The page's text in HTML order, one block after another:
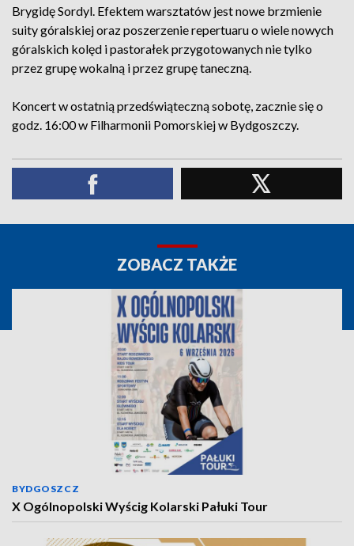
Brygidę Sordyl. Efektem warsztatów jest nowe brzmienie
suity góralskiej oraz poszerzenie repertuaru o wiele nowych
góralskich kolęd i pastorałek przygotowanych nie tylko
przez grupę wokalną i przez grupę taneczną.
Koncert w ostatnią przedświąteczną sobotę, zacznie się o
godz. 16:00 w Filharmonii Pomorskiej w Bydgoszczy.
ZOBACZ TAKŻE
BYDGOSZCZ
X Ogólnopolski Wyścig Kolarski Pałuki Tour